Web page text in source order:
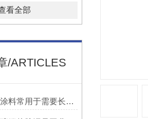
看全部
/ARTICLES
玻璃鳞片环氧涂料常用于需要长期防腐蚀保护的场合中